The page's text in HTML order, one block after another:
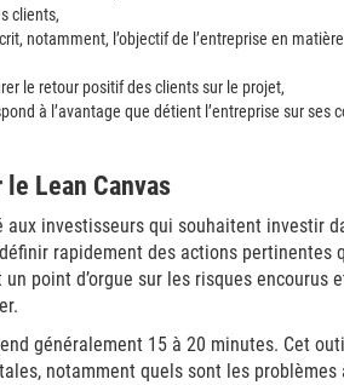
clients,
notamment, l’objectif de l’entreprise en
le retour positif des clients sur le projet,
à l’avantage que détient l’entreprise sur ses
Lean Canvas
aux investisseurs qui souhaitent investir
rapidement des actions pertinentes
point d’orgue sur les risques encourus
généralement 15 à 20 minutes. Cet
notamment quels sont les problèmes